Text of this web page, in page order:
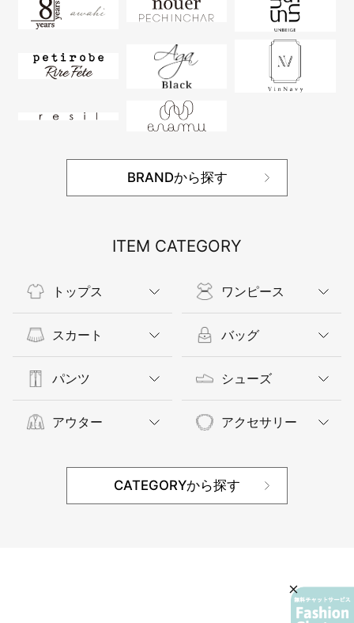
BRANDから探す
ITEM CATEGORY
トップス
スカート
パンツ
アウター
ワンピース
バッグ
シューズ
アクセサリー
CATEGORYから探す